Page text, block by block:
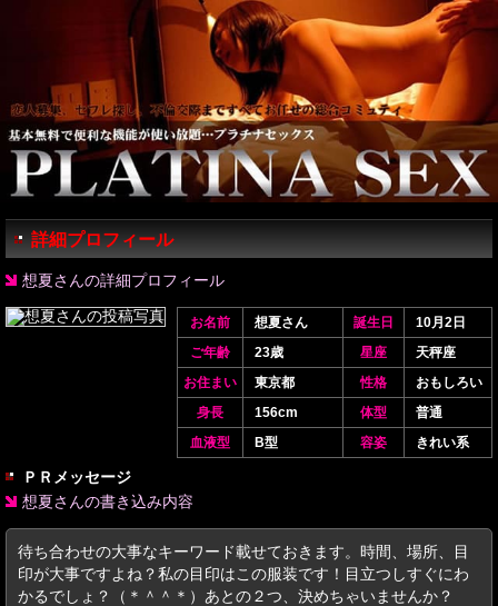
詳細プロフィール
想夏さんの詳細プロフィール
お名前 想夏さん 誕生日
10月2日
ご年齢
23歳 星座
天秤座
お住まい
東京都 性格
おもしろい
身長
156cm 体型
普通
血液型
B型 容姿 きれい系
ＰＲメッセージ
想夏さんの書き込み内容
待ち合わせの大事なキーワード載せておきます。時間、場所、目
印が大事ですよね？私の目印はこの服装です！目立つしすぐにわ
かるでしょ？（＊＾＾＊）あとの２つ、決めちゃいませんか？